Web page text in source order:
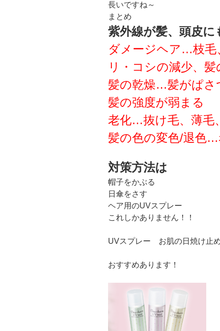
長いですね～
まとめ
紫外線が髪、頭皮
ダメージヘア…枝毛
リ・コシの減少、
髪の乾燥…髪がぱさ
髪の強度が弱まる
老化…抜け毛、薄毛
髪の色の変色/退色
対策方法は
帽子をかぶる
日傘をさす
ヘア用のUVスプレー
これしかありません！！
UVスプレー お肌の日焼け止
おすすめあります！